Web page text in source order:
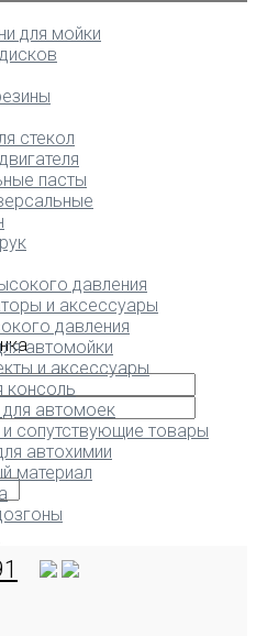
для мойки
стекол
пасты
давления
и аксессуары
давления
автомойки
и аксессуары
консоль
автомоек
сопутствующие товары
автохимии
материал